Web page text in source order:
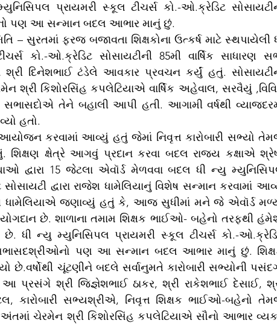
પ્રાયમરી સ્કૂલ ટીચર્સ કો.-ઓ.ક્રેડિટ
પણ આ સન્માન બદલ આભાર માનું છું.
કો.-ઓ.ક્રેડિટ સોસાયટીની 85મી વાર્ષિક સાધારણ
દિનેશભાઈ ટંડેલે આવકાર પ્રવચન કર્યું હતું.
કિશોરસિંહ કપલેટિયાએ વાર્ષિક અહેવાલ, સરવૈયું
સભાસદોએ તેને બહાલી આપી હતી. આગામી વર્ષથી
હતો.
શિક્ષણ ક્ષેત્રે આગવું પ્રદાન કરવા બદલ રાજ્ય કક્ષાએ
દ્વારા 15 જેટલા એવૉર્ડ મેળવવા બદલ ધી ન્યુ
દ્વારા રાજેશ ધામેલિયાનું વિશેષ સન્માન કરવામાં
ધામેલિયાએ જણાવ્યું હતું કે, આજ સુધીમાં મને જે એવૉર્ડ
યોગદાન છે. શાળાના તમામ શિક્ષક ભાઈઓ- બહેનો તરફથી
ધી ન્યુ મ્યુનિસિપલ પ્રાયમરી સ્કૂલ ટીચર્સ કો.-
સભાસદશ્રીઓનો પણ આ સન્માન બદલ આભાર માનું છું.
છે.વર્ષોથી ચૂંટણીને બદલે સર્વાનુમતે કારોબારી સભ્યોની
શ્રી જિજ્ઞેશભાઈ ઠાકર, શ્રી રાકેશભાઈ દેસાઈ,
કારોબારી સભ્યશ્રીએ, નિવૃત્ત શિક્ષક ભાઈઓ-બહેનો
ચેરમેન શ્રી કિશોરસિંહ કપલેટિયાએ સૌનો આભાર